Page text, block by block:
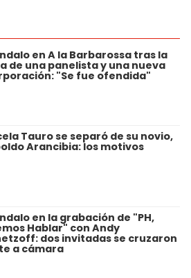
en A la Barbarossa tras la
de una panelista y una nueva
"Se fue ofendida"
Tauro se separó de su novio,
Arancibia: los motivos
en la grabación de "PH,
Hablar" con Andy
dos invitadas se cruzaron
a cámara